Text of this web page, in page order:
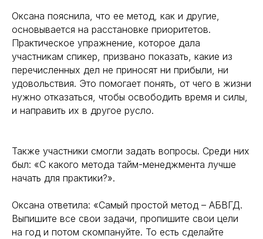
Оксана пояснила, что ее метод, как и другие,
основывается на расстановке приоритетов.
Практическое упражнение, которое дала
участникам спикер, призвано показать, какие из
перечисленных дел не приносят ни прибыли, ни
удовольствия. Это помогает понять, от чего в жизни
нужно отказаться, чтобы освободить время и силы,
и направить их в другое русло.
Также участники смогли задать вопросы. Среди них
был: «С какого метода тайм-менеджмента лучше
начать для практики?».
Оксана ответила: «Самый простой метод – АБВГД.
Выпишите все свои задачи, пропишите свои цели
на год и потом скомпануйте. То есть сделайте